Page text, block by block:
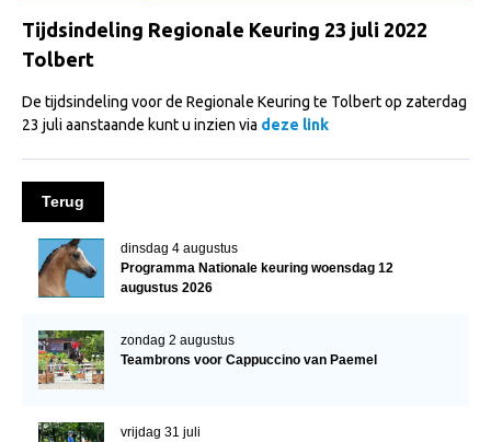
Webshop
NRPS Select Sale
NRPS Keuringen
Nationale Keuring
ABOP
Sport
Tijdsindeling Regionale Keuring 23 juli 2022
Tolbert
De tijdsindeling voor de Regionale Keuring te Tolbert op zaterdag
23 juli aanstaande kunt u inzien via deze link
Terug
dinsdag 4 augustus
Programma Nationale keuring woensdag 12
augustus 2026
zondag 2 augustus
Teambrons voor Cappuccino van Paemel
vrijdag 31 juli